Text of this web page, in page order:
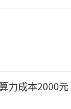
力成本2000元